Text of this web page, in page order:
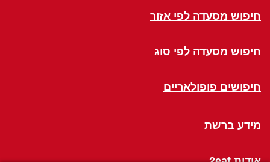
חיפוש מסעדה לפי אזור
חיפוש מסעדה לפי סוג
חיפושים פופולאריים
מידע ברשת